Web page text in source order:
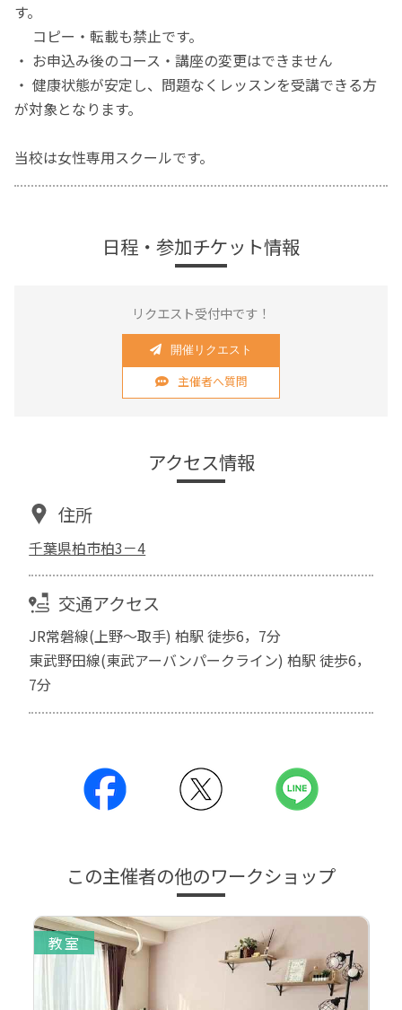
す。
コピー・転載も禁止です。
・ お申込み後のコース・講座の変更はできません
・ 健康状態が安定し、問題なくレッスンを受講できる方
が対象となります。
当校は女性専用スクールです。
日程・参加チケット情報
リクエスト受付中です！
開催リクエスト
主催者へ質問
アクセス情報
住所
千葉県柏市柏3－4
交通アクセス
JR常磐線(上野～取手) 柏駅 徒歩6，7分
東武野田線(東武アーバンパークライン) 柏駅 徒歩6，
7分
この主催者の他のワークショップ
教室